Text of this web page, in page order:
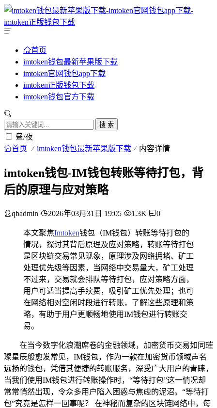
首页
imtoken钱包最新苹果版下载
imtoken官网钱包app下载
imtoken正版钱包下载
imtoken钱包官方下载
搜 索
昼/夜
首页 imtoken钱包最新苹果版下载 内容详情
imtoken钱包-IM钱包转账等待打包，背
后的原理与应对策略
qbadmin 2026年03月31日 19:05 1.3K 0
本文聚焦Imtoken钱包（IM钱包）转账等待打包的
情况，探讨其背后原理及应对策略，转账等待打包
是区块链交易常见现象，原理涉及网络拥堵、矿工
处理优先级等因素，当网络中交易量大，矿工处理
不过来，交易就会排队等待打包，应对策略方面，
用户可适当提高手续费，吸引矿工优先处理；也可
在网络相对空闲时段进行转账，了解这些原理和策
略，有助于用户更顺畅地使用IM钱包进行转账交
易。
在当今数字化浪潮席卷的金融领域，加密货币交易如同璀
璨星辰般愈发常见，IM钱包，作为一款在加密货币领域声名
远扬的钱包，凭借其便捷的转账服务，深受广大用户的青睐，
当我们使用IM钱包进行转账操作时，“等待打包”这一情况却
常常悄然出现，令众多用户陷入困惑与焦虑的泥沼。“等待打
包”究竟是怎样一回事呢？ 在神秘而复杂的区块链网络中，每